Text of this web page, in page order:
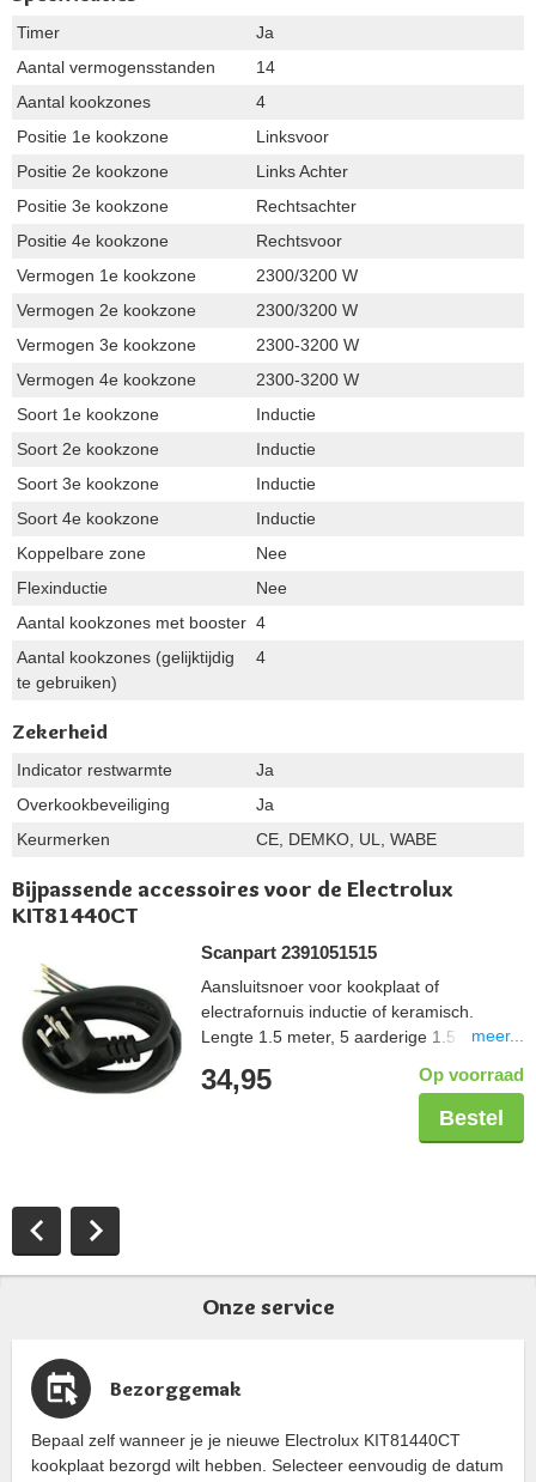
Timer
Ja
Aantal vermogensstanden
14
Aantal kookzones
4
Positie 1e kookzone
Linksvoor
Positie 2e kookzone
Links Achter
Positie 3e kookzone
Rechtsachter
Positie 4e kookzone
Rechtsvoor
Vermogen 1e kookzone
2300/3200 W
Vermogen 2e kookzone
2300/3200 W
Vermogen 3e kookzone
2300-3200 W
Vermogen 4e kookzone
2300-3200 W
Soort 1e kookzone
Inductie
Soort 2e kookzone
Inductie
Soort 3e kookzone
Inductie
Soort 4e kookzone
Inductie
Koppelbare zone
Nee
Flexinductie
Nee
Aantal kookzones met booster 4
Aantal kookzones (gelijktijdig
te gebruiken)
4
Zekerheid
Indicator restwarmte
Ja
Overkookbeveiliging
Ja
Keurmerken
CE, DEMKO, UL, WABE
Bijpassende accessoires voor de Electrolux
KIT81440CT
Scanpart 2391051515
Aansluitsnoer voor kookplaat of
electrafornuis inductie of keramisch.
Lengte 1.5 meter, 5 aarderige 1.5 mm2,
meer...
34,95 Op voorraad
Bestel
Onze service
Bezorggemak
Bepaal zelf wanneer je je nieuwe Electrolux KIT81440CT
kookplaat bezorgd wilt hebben. Selecteer eenvoudig de datum